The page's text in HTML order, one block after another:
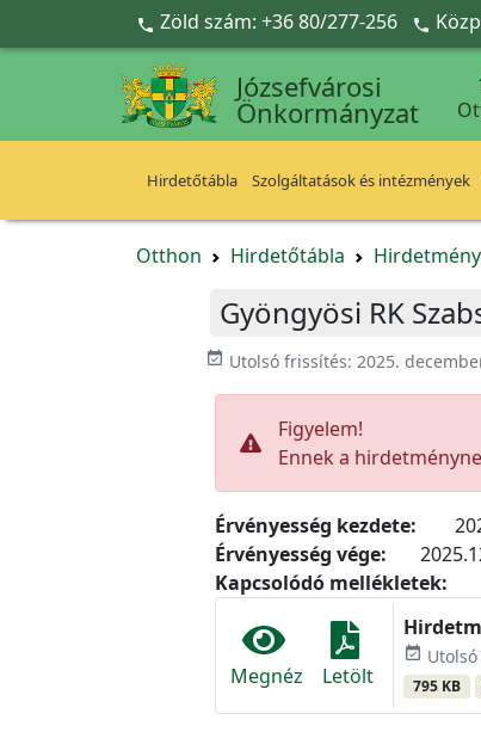
Ugrás a fő tartalomra
 Zöld szám: +36 80/277-256 
Józsefvárosi
Önkormányzat
Hirdetőtábla Szolgáltatások és intézmények
Otthon Hirdetőtábla
Gyöngyösi RK
event_available Utolsó frissítés: 2025.
Figyelem!
Ennek a
Érvényesség kezdete:
Érvényesség vége:
Kapcsolódó mellékletek:
Megnéz Letölt
event_available
795 KB